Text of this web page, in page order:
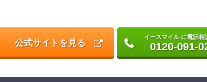
公式サイトを見る
イースマイル に電話相
0120-091-